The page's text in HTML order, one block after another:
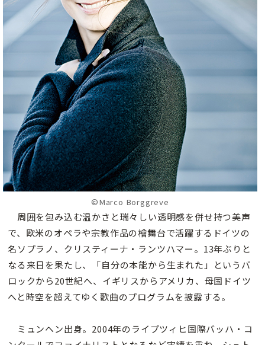
©Marco Borggreve
周囲を包み込む温かさと瑞々しい透明感を併せ持つ美声
で、欧米のオペラや宗教作品の檜舞台で活躍するドイツの
名ソプラノ、クリスティーナ・ランツハマー。13年ぶりと
なる来日を果たし、「自分の本能から生まれた」というバ
ロックから20世紀へ、イギリスからアメリカ、母国ドイツ
へと時空を超えてゆく歌曲のプログラムを披露する。
ミュンヘン出身。2004年のライプツィヒ国際バッハ・コ